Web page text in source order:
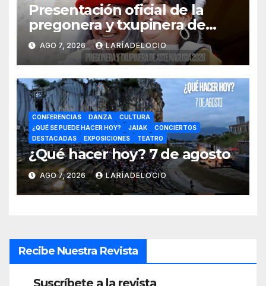
Presentación oficial de la
pregonera y txupinera de
Aste Nagusia 2026
AGO 7, 2026 LARÍADELOCIO
CONFERENCIAS DANZA
CULTURA
¿QUÉ SE PUEDE HACER HOY?
JAIAK
CONCIERTOS
DESTACADAS
EXPOSICIONES TEATRO
¿Qué hacer hoy? 7 de agosto
AGO 7, 2026 LARÍADELOCIO
Recibe Nuestra Revista
Suscríbete a la revista